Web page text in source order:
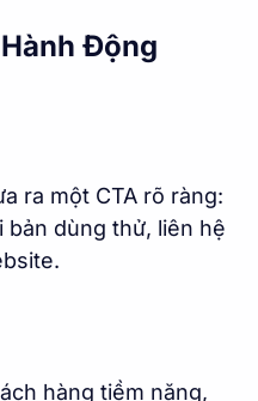
Động
ra một CTA rõ ràng:
dùng thử, liên hệ
hàng tiềm năng,